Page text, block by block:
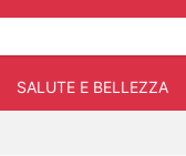
SALUTE E BELLEZZA